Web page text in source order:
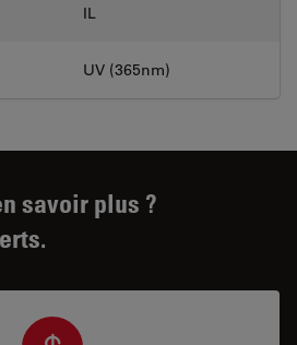
IL
UV (365nm)
savoir plus ?